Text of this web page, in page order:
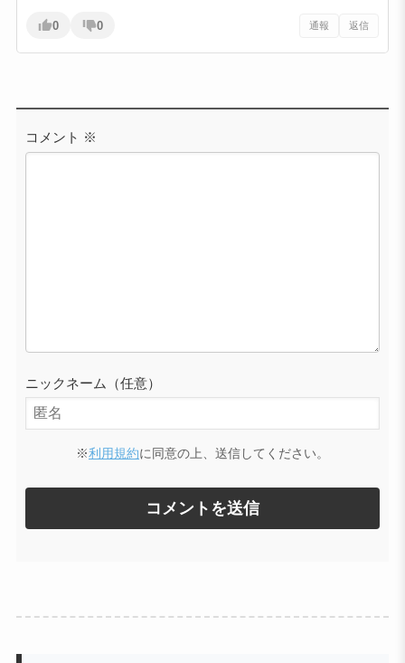
0 0 通報 返信
コメント ※
ニックネーム（任意）
※利用規約に同意の上、送信してください。